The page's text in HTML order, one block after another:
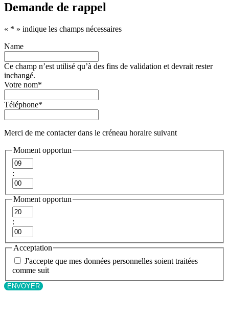
Demande de rappel
« * » indique les champs nécessaires
Name
Ce champ n’est utilisé qu’à des fins de validation et devrait rester
inchangé.
Votre nom*
Téléphone*
Merci de me contacter dans le créneau horaire suivant
Moment opportun
Heures
:
Minutes
Moment opportun
Heures
:
Minutes
Acceptation
J'accepte que mes données personnelles soient traitées
comme suit